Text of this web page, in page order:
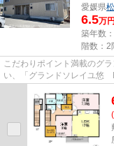
愛媛県
6.5万円
築年数
階数：2
こだわりポイント満載のグ
い、「グランドソレイユ悠